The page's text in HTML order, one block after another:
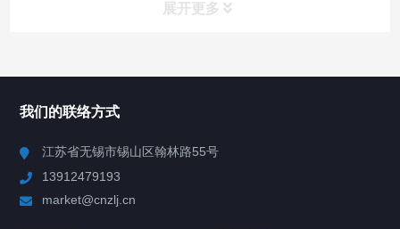
展开更多
Chiller高精度制冷循环器
我们的联络方式
江苏省无锡市锡山区翰林路55号
13912479193
market@cnzlj.cn